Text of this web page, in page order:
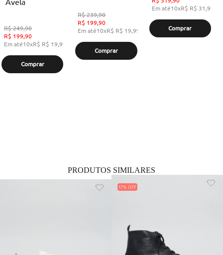
R$249,90
R$ 199,90
Em até10xR$ R$ 19,99 sem juros
Comprar
R$239,90
R$ 199,90
Em até10xR$ R$ 19,99 sem juros
Comprar
Em até10xR$ R$ 31,99
Comprar
PRODUTOS SIMILARES
17%